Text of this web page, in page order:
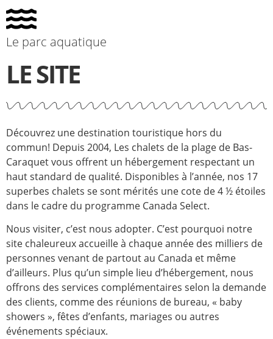
Le parc aquatique
LE SITE
Découvrez une destination touristique hors du
commun! Depuis 2004, Les chalets de la plage de Bas-
Caraquet vous offrent un hébergement respectant un
haut standard de qualité. Disponibles à l’année, nos 17
superbes chalets se sont mérités une cote de 4 ½ étoiles
dans le cadre du programme Canada Select.
Nous visiter, c’est nous adopter. C’est pourquoi notre
site chaleureux accueille à chaque année des milliers de
personnes venant de partout au Canada et même
d’ailleurs. Plus qu’un simple lieu d’hébergement, nous
offrons des services complémentaires selon la demande
des clients, comme des réunions de bureau, « baby
showers », fêtes d’enfants, mariages ou autres
événements spéciaux.